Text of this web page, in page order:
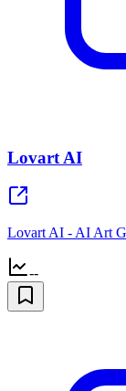
Lovart AI
Lovart AI - AI Art
--